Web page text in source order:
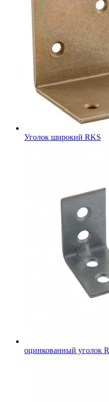
Уголок широкий RKS
оцинкованный уголок